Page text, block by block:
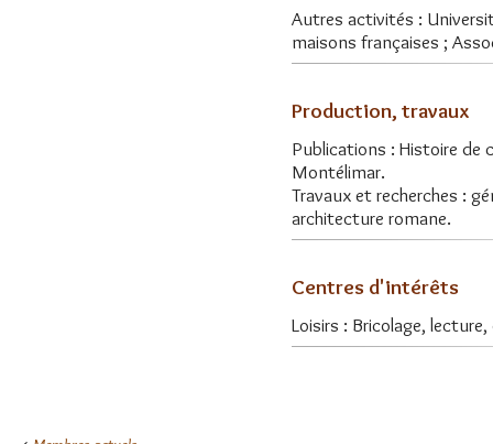
Autres activités :
maisons françaises ;
Production, travaux
Publications : Histoire de
Montélimar.
Travaux et recherches :
architecture romane.
Centres d'intérêts
Loisirs : Bricolage,